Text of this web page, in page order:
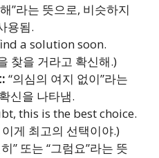
”라는 뜻으로, 비슷하지
용됨.
a solution soon.
찾을 거라고 확신해.)
“의심의 여지 없이”라는
신을 나타냄.
this is the best choice.
게 최고의 선택이야.)
” 또는 “그럼요”라는 뜻